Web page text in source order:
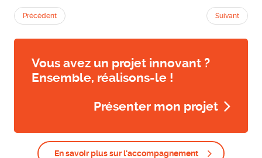
Précédent Suivant
Vous avez un projet innovant ?
Ensemble, réalisons-le !
Présenter mon projet
En savoir plus sur l'accompagnement